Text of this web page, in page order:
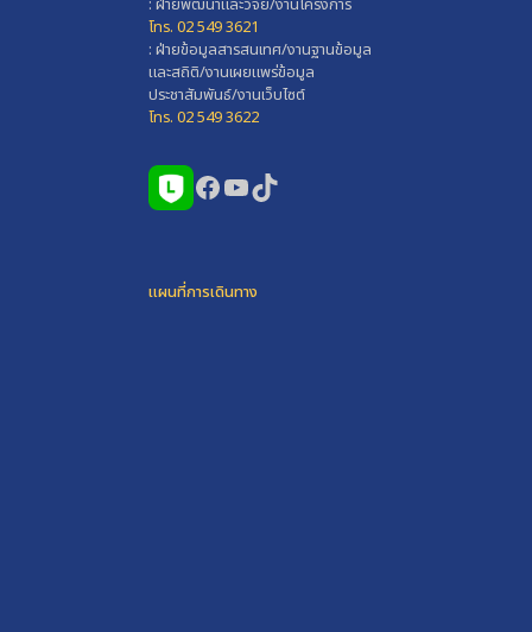
โทร. 02 549 3621
: ฝ่ายข้อมูลสารสนเทศ/งานฐานข้อมูล
และสถิติ/งานเผยแพร่ข้อมูล
ประชาสัมพันธ์/งานเว็บไซต์
โทร. 02 549 3622
Facebook
YouTube
TikTok
แผนที่การเดินทาง